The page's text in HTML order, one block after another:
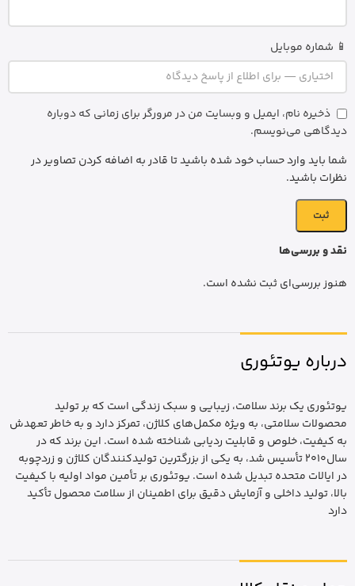
نقد و بررسی‌ها
هنوز بررسی‌ای ثبت نشده است.
📱 شماره موبایل
ذخیره نام، ایمیل و وبسایت من در مرورگر برای زمانی که دوباره
دیدگاهی می‌نویسم.
شما باید وارد حساب خود شده باشید تا قادر به اضافه کردن تصاویر در
نظرات باشید.
درباره یوتئوری
یوتئوری یک برند سلامت، زیبایی و سبک زندگی است که بر تولید
محصولات سلامتی، به ویژه مکمل‌های کلاژن، تمرکز دارد و به خاطر تعهدش
به کیفیت، خلوص و قابلیت ردیابی شناخته شده است. این برند که در
سال2010 تأسیس شد، به یکی از بزرگترین تولیدکنندگان کلاژن و زردچوبه
در ایالات متحده تبدیل شده است. یوتئوری بر تأمین مواد اولیه با کیفیت
بالا، تولید داخلی و آزمایش دقیق برای اطمینان از سلامت محصول تأکید
دارد